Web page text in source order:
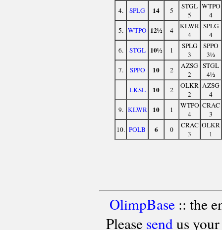
4.
SPLG 14 5
STGL
5
WTPO
4
5. WTPO 12½ 4
KLWR
4
SPLG
4
6.
STGL 10½ 1
SPLG
3
SPPO
3½
7.
SPPO 10 2
AZSG
2
STGL
4½
LKSL
10 2
OLKR
2
AZSG
4
9. KLWR 10 1
WTPO
4
CRAC
3
10. POLB 6 0
CRAC
3
OLKR
1
OlimpBase:: the
Please sendus your